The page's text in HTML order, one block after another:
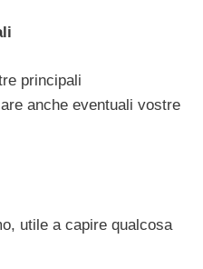
principali
anche eventuali vostre
utile a capire qualcosa